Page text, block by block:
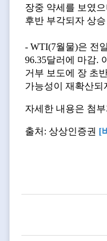
장중 약세를 보였
후반 부각되자 상
- WTI(7월물)은 전
96.35달러에 마감.
거부 보도에 장 초
가능성이 재확산되
자세한 내용은 첨
출처: 상상인증권 [